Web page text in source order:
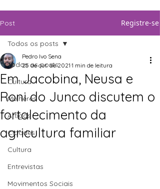
Post Registre-se
Todos os posts
Cultura
Mulheres
Artigos
Cidades
Cultura
Entrevistas
Movimentos Sociais
Todos os posts
Em Jacobina, Neusa e
Roni do Junco discutem o
fortalecimento da
agricultura familiar
Pedro Ivo Sena
25 de out. de 2021 1 min de leitura